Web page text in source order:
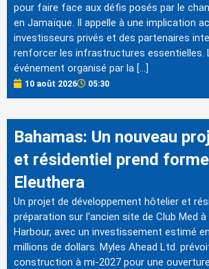
pour faire face aux défis posés par le
en Jamaïque. Il appelle à une implication
investisseurs privés et des partenaires
renforcer les infrastructures essentielles.
événement organisé par la […]
10 août 2026 05:30
Bahamas: Un nouveau
et résidentiel prend
Eleuthera
Un projet de développement hôtelier et
préparation sur l'ancien site de Club Med à
Harbour, avec un investissement estimé
millions de dollars. Myles Ahead Ltd.
construction à mi-2027 pour une